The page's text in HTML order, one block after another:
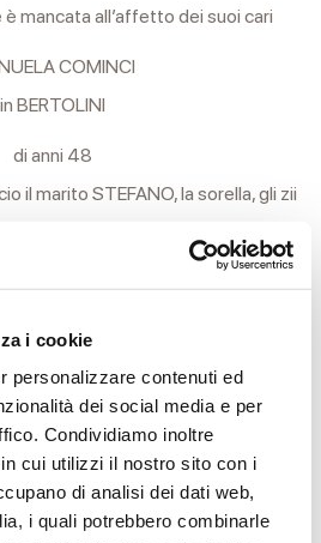
i cookie
personalizzare contenuti ed
dei social media e per
Condividiamo inoltre
cui utilizzi il nostro sito con i
di analisi dei dati web,
i quali potrebbero combinarle
mancata all’affetto dei suoi cari
COMINCI
in BERTOLINI
di anni 48
il marito STEFANO, la sorella, gli zii
l’ara crematoria.
11 Dicembre 2021